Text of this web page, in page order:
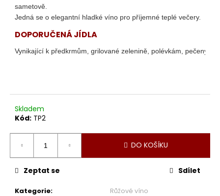
sametově.
Jedná se o elegantní hladké víno pro příjemné teplé večery.
DOPORUČENÁ JÍDLA
Vynikající k předkrmům, grilované zelenině, polévkám, pečeným
Skladem
Kód: TP2
DO KOŠÍKU
Kategorie:
Růžové víno
Zeptat se Sdílet
e
m
e
RISERVA
699
Kč